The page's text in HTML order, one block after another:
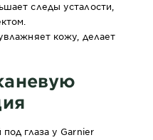
следы усталости,
кожу, делает
глаза у Garnier